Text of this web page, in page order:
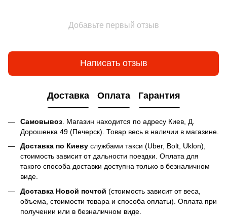
Добавьте первый отзыв
Написать отзыв
Доставка Оплата Гарантия
Самовывоз . Магазин находится по адресу Киев, Д.
Дорошенка 49 (Печерск). Товар весь в наличии в магазине.
Доставка по Киеву службами такси (Uber, Bolt, Uklon),
стоимость зависит от дальности поездки. Оплата для
такого способа доставки доступна только в безналичном
виде.
Доставка Новой почтой (стоимость зависит от веса,
объема, стоимости товара и способа оплаты). Оплата при
получении или в безналичном виде.